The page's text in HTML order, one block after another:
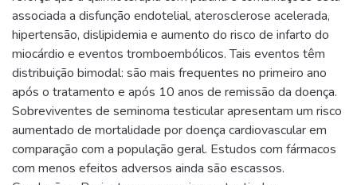
associada a disfunção endotelial, aterosclerose acelerada,
hipertensão, dislipidemia e aumento do risco de infarto do
miocárdio e eventos tromboembólicos. Tais eventos têm
distribuição bimodal: são mais frequentes no primeiro ano
após o tratamento e após 10 anos de remissão da doença.
Sobreviventes de seminoma testicular apresentam um risco
aumentado de mortalidade por doença cardiovascular em
comparação com a população geral. Estudos com fármacos
com menos efeitos adversos ainda são escassos.